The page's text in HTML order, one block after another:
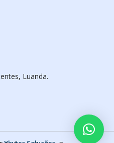
Luanda.